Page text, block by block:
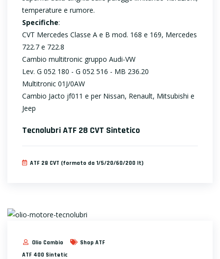
temperature e rumore.
Specifiche:
CVT Mercedes Classe A e B mod. 168 e 169, Mercedes
722.7 e 722.8
Cambio multitronic gruppo Audi-VW
Lev. G 052 180 - G 052 516 - MB 236.20
Multitronic 01J/0AW
Cambio Jacto jf011 e per Nissan, Renault, Mitsubishi e
Jeep
Tecnolubri ATF 28 CVT Sintetico
ATF 28 CVT (formato da 1/5/20/60/200 lt)
Olio Cambio
Shop ATF
ATF 400 Sintetic